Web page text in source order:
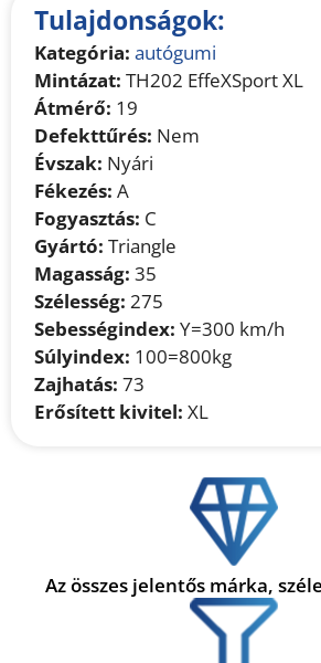
Tulajdonságok:
Kategória: autógumi
Mintázat: TH202 EffeXSport XL
Átmérő: 19
Defekttűrés: Nem
Évszak: Nyári
Fékezés: A
Fogyasztás: C
Gyártó: Triangle
Magasság: 35
Szélesség: 275
Sebességindex: Y=300 km/h
Súlyindex: 100=800kg
Zajhatás: 73
Erősített kivitel: XL
Az összes jelentős márka,